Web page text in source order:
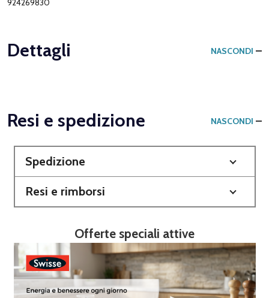
924269830
Dettagli NASCONDI
Resi e spedizione NASCONDI
Spedizione
Resi e rimborsi
Offerte speciali attive